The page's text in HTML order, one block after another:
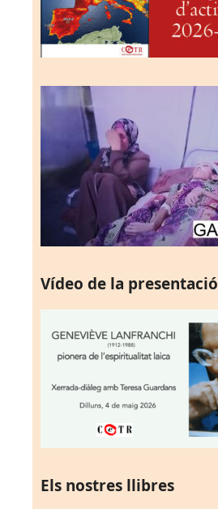
Vídeo de la presentació
Els nostres llibres